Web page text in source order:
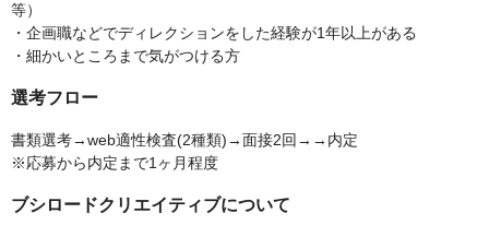
等）
・企画職などでディレクションをした経験が1年以上がある
・細かいところまで気がつける方
選考フロー
書類選考→web適性検査(2種類)→面接2回→→内定
※応募から内定まで1ヶ月程度
ブシロードクリエイティブについて